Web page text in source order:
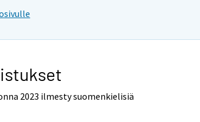
2023 ilmesty suomenkielisiä